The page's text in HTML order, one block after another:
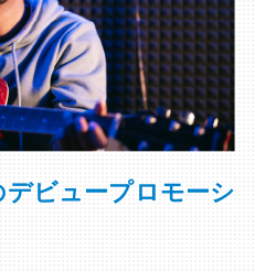
ビュープロモーシ